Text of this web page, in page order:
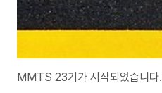
MMTS 23기가 시작되었습니다.